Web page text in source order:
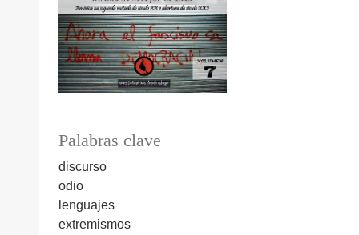
Palabras clave
discurso
odio
lenguajes
extremismos